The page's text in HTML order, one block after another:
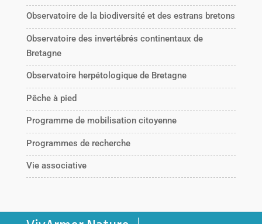
Observatoire de la biodiversité et des estrans bretons
Observatoire des invertébrés continentaux de
Bretagne
Observatoire herpétologique de Bretagne
Pêche à pied
Programme de mobilisation citoyenne
Programmes de recherche
Vie associative